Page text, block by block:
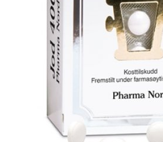
Biosym OmniVita B12
128,95 kr.
Læg i kurv